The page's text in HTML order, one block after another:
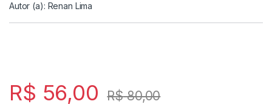
Autor (a): Renan Lima
R$ 56,00 R$80,00